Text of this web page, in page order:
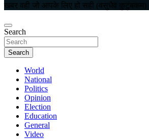
खबर वही जो आपके लिए हो सही (वसुधैव कुटुंबकम)
Search
Search
World
National
Politics
Opinion
Election
Education
General
Video